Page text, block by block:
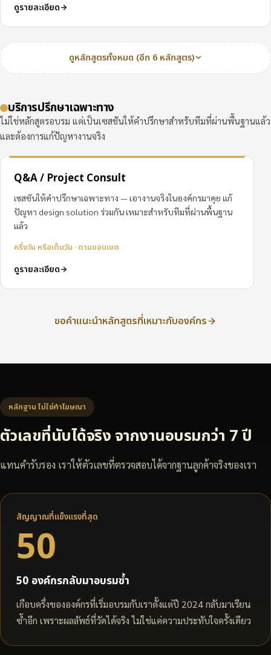
ดูรายละเอียด
ดูหลักสูตรทั้งหมด (อีก 6 หลักสูตร)
บริการปรึกษาเฉพาะทาง
ไม่ใช่หลักสูตรอบรม แต่เป็นเซสชันให้คำปรึกษาสำหรับทีมที่ผ่านพื้นฐานแล้ว
และต้องการแก้ปัญหางานจริง
Q&A / Project Consult
เซสชันให้คำปรึกษาเฉพาะทาง — เอางานจริงในองค์กรมาคุย แก้
ปัญหา design solution ร่วมกัน เหมาะสำหรับทีมที่ผ่านพื้นฐาน
แล้ว
ครึ่งวัน หรือเต็มวัน · ตามขอบเขต
ดูรายละเอียด
ขอคำแนะนำหลักสูตรที่เหมาะกับองค์กร
หลักฐาน ไม่ใช่คำโฆษณา
ตัวเลขที่นับได้จริง จากงานอบรมกว่า 7 ปี
แทนคำรับรอง เราให้ตัวเลขที่ตรวจสอบได้จากฐานลูกค้าจริงของเรา
สัญญาณที่แข็งแรงที่สุด
50
50 องค์กรกลับมาอบรมซ้ำ
เกือบครึ่งขององค์กรที่เริ่มอบรมกับเราตั้งแต่ปี 2024 กลับมาเรียน
ซ้ำอีก เพราะผลลัพธ์ที่วัดได้จริง ไม่ใช่แค่ความประทับใจครั้งเดียว